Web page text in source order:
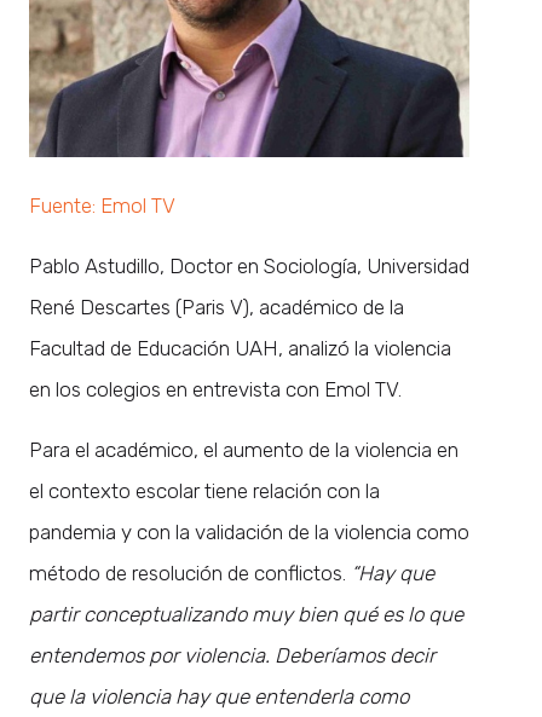
Fuente: Emol TV
Pablo Astudillo, Doctor en Sociología, Universidad
René Descartes (Paris V), académico de la
Facultad de Educación UAH, analizó la violencia
en los colegios en entrevista con Emol TV.
Para el académico, el aumento de la violencia en
el contexto escolar tiene relación con la
pandemia y con la validación de la violencia como
método de resolución de conflictos. “Hay que
partir conceptualizando muy bien qué es lo que
entendemos por violencia. Deberíamos decir
que la violencia hay que entenderla como